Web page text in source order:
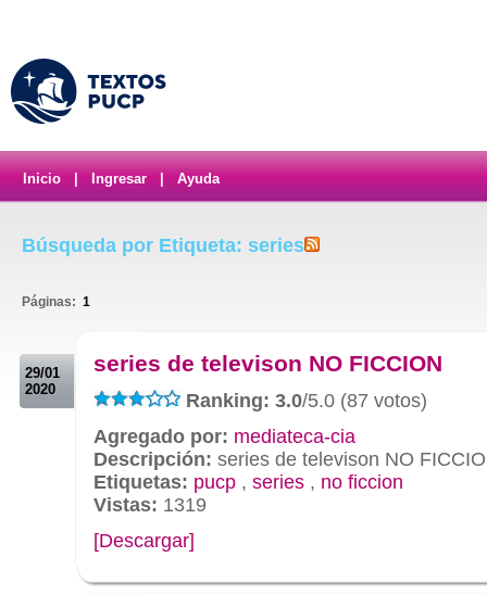
Inicio Ingresar Ayuda
Búsqueda por Etiqueta: series
Páginas: 1
29/01
2020
series de televison NO FICCION
Ranking: 3.0/5.0 (87 votos)
Agregado por: mediateca-cia
Descripción: series de televison NO
Etiquetas: pucp , series , no ficcion
Vistas: 1319
[Descargar]